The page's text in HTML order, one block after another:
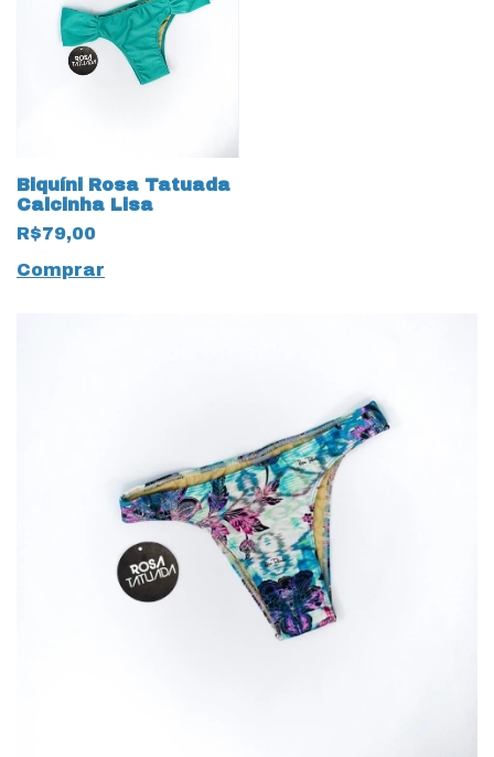
Biquíni Rosa Tatuada
Calcinha Lisa
R$79,00
Comprar